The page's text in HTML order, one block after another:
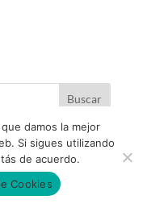
S
damos la mejor
Si sigues utilizando
de acuerdo.
Cookies